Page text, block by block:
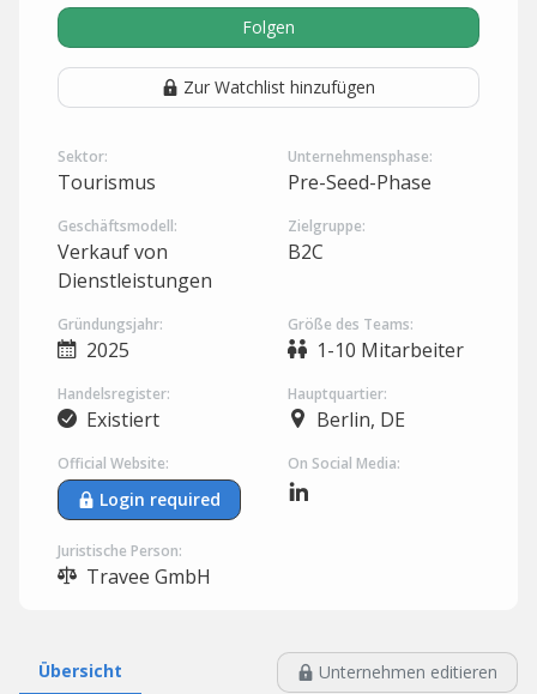
Folgen
Zur Watchlist hinzufügen
Sektor:
Tourismus
Unternehmensphase:
Pre-Seed-Phase
Geschäftsmodell:
Verkauf von
Dienstleistungen
Zielgruppe:
B2C
Gründungsjahr:
2025
Größe des Teams:
1-10 Mitarbeiter
Handelsregister:
Existiert
Hauptquartier:
Berlin, DE
Official Website:
Login required
On Social Media:
Juristische Person:
Travee GmbH
Übersicht Unternehmen editieren